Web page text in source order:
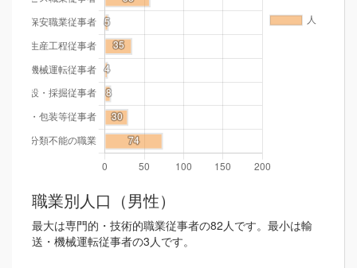
職業別人口（男性）
最大は専門的・技術的職業従事者の82人です。最小は輸
送・機械運転従事者の3人です。